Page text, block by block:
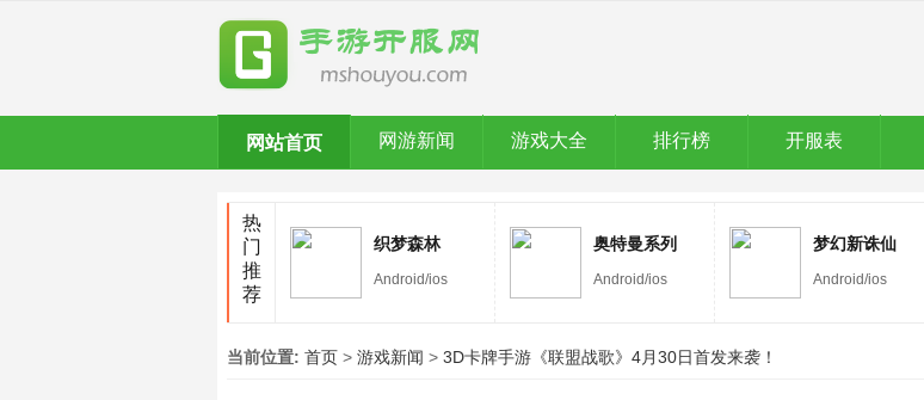
网站首页 网游新闻 游戏大全 排行榜 开服表
热
门
推
荐
织梦森林
Android/ios
奥特曼系列
OL
Android/ios
梦幻新诛仙
Android/ios
当前位置: 首页 > 游戏新闻 > 3D卡牌手游《联盟战歌》4月30日首发来袭！